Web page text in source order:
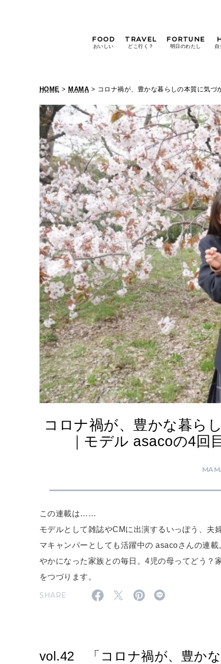
FOOD
おいしい
TRAVEL
どこ行く？
FORTUNE
明日のわたし
女神まり愛の
タロットメッセージ
[算命学] 星読みハナコの月巡り
自
#手土産 #シュークリーム #パン
#京都
HOME > MAMA > コロナ禍が、豊かな暮らしの本質に気
コロナ禍が、豊かな暮ら
｜モデル asacoの4回
この連載は……
モデルとして雑誌やCMに出演するいっぽう、夫
マキャンパーとしても活躍中の asacoさんの連
やかになった家族との毎日。4児の母ってどう？
をつづります。
SHARE
vol.42 「コロナ禍が、豊か